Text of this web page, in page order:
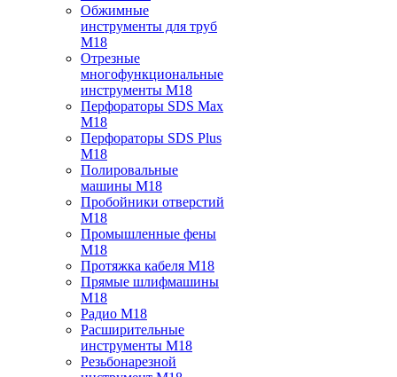
Обжимные
инструменты для труб
M18
Отрезные
многофункциональные
инструменты M18
Перфораторы SDS Max
M18
Перфораторы SDS Plus
M18
Полировальные
машины M18
Пробойники отверстий
M18
Промышленные фены
M18
Протяжка кабеля M18
Прямые шлифмашины
M18
Радио M18
Расширительные
инструменты M18
Резьбонарезной